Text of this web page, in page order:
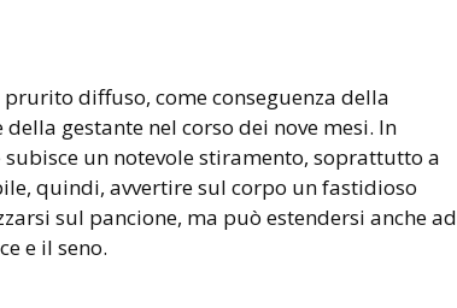
diffuso, come conseguenza della
gestante nel corso dei nove mesi. In
un notevole stiramento, soprattutto a
quindi, avvertire sul corpo un fastidioso
sul pancione, ma può estendersi anche ad
e il seno.